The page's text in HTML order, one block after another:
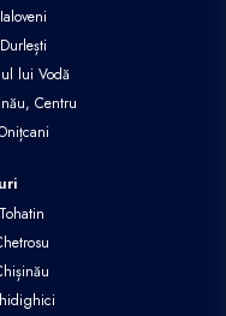
lui Vodă
Centru